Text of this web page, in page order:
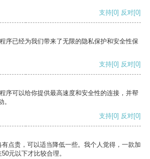
支持[0] 反对[0]
序已经为我们带来了无限的隐私保护和安全性保
支持[0] 反对[0]
序可以给你提供最高速度和安全性的连接，并帮
支持[0] 反对[0]
点贵，可以适当降低一些。我个人觉得，一款加
元以下才比较合理。